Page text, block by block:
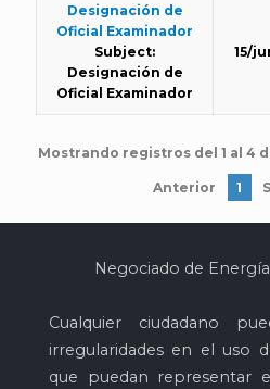
Designación de
Oficial Examinador
Subject:
Designación de
Oficial Examinador
15/
Mostrando registros del 1 al 4
Anterior 1
Negociado de
Cualquier ciudadano
irregularidades en el uso
que puedan representar